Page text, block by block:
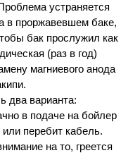
устраняется
в проржавевшем баке,
бак прослужил как
(раз в год)
магниевого анода
два варианта:
в подаче на бойлер
перебит кабель.
на то, греется